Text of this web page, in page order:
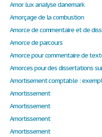
Amor lux analyse danemark
Amorçage de la combustion
Amorce de commentaire et de
Amorce de parcours
Amorce pour commentaire de
Amorces pour des dissertations
Amortisement comptable :
Amortissement
Amortissement
Amortissement
Amortissement